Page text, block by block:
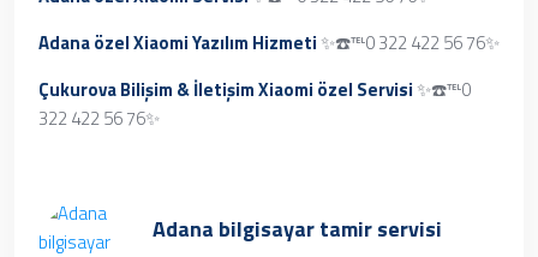
Adana özel Xiaomi Yazılım Hizmeti✨☎️℡0 322 422 56 76✨
Çukurova Bilişim & İletişim Xiaomi özel Servisi✨☎️℡0
322 422 56 76✨
Adana bilgisayar tamir servisi